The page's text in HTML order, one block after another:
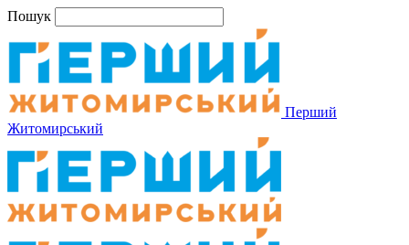
Пошук
Перший
Житомирський